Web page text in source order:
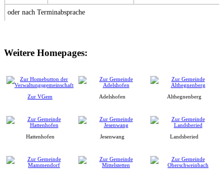
oder nach Terminabsprache
Weitere Homepages:
Zur VGem Adelshofen Althegnenberg
Hattenhofen Jesenwang Landsberied